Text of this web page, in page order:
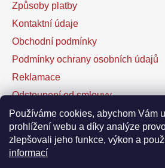
Používáme cookies, abychom Vám
prohlížení webu a díky analýze
zlepšovali jeho funkce, výkon a
informací
Způsoby platby
Kontaktní údaje
Obchodní podmínky
Podmínky ochrany osobních údajů
Reklamace
Odstoupení od smlouvy
Kontaktní formulář
Facebook